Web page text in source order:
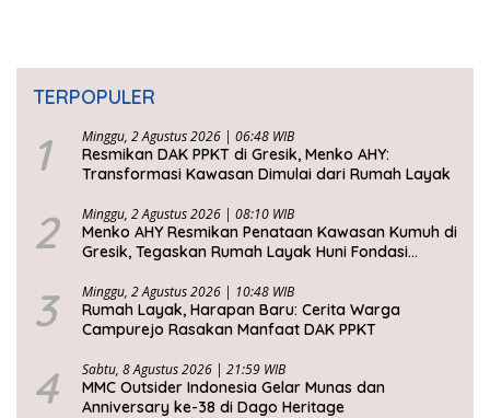
TERPOPULER
1 Minggu, 2 Agustus 2026 | 06:48 WIB
Resmikan DAK PPKT di Gresik, Menko AHY:
Transformasi Kawasan Dimulai dari Rumah Layak
2 Minggu, 2 Agustus 2026 | 08:10 WIB
Menko AHY Resmikan Penataan Kawasan Kumuh di
Gresik, Tegaskan Rumah Layak Huni Fondasi
3 Minggu, 2 Agustus 2026 | 10:48 WIB
Rumah Layak, Harapan Baru: Cerita Warga
Campurejo Rasakan Manfaat DAK PPKT
4 Sabtu, 8 Agustus 2026 | 21:59 WIB
MMC Outsider Indonesia Gelar Munas dan
Anniversary ke-38 di Dago Heritage